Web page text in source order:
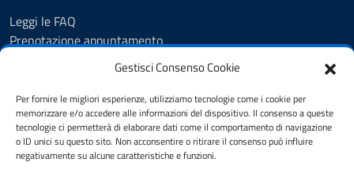
Gestisci Consenso Cookie
Per fornire le migliori esperienze, utilizziamo tecnologie come i cookie per
memorizzare e/o accedere alle informazioni del dispositivo. Il consenso a queste
tecnologie ci permetterà di elaborare dati come il comportamento di navigazione
o ID unici su questo sito. Non acconsentire o ritirare il consenso può influire
negativamente su alcune caratteristiche e funzioni.
Leggi le FAQ
Prenotazione appuntamento
Segnalazione disservizio
Amministrazione Trasparente
Albo Pretorio
Informativa privacy
Privacy Policy